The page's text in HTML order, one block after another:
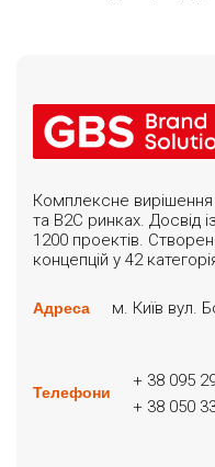
Комплексне
та B2C ринках. Досвід
1200 проектів.
концепцій у 42
Адреса м. Київ вул.
Телефони
+ 38 095
+ 38 050